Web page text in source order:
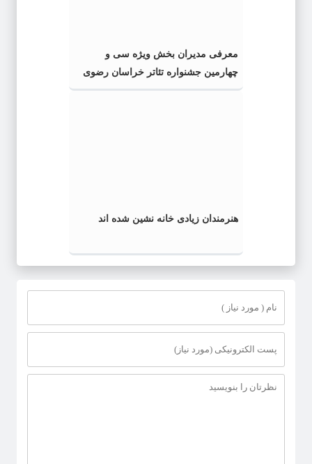
معرفی مدیران بخش ویژه سی و
چهارمین جشنواره تئاتر خراسان رضوی
هنرمندان زیادی خانه نشین شده اند